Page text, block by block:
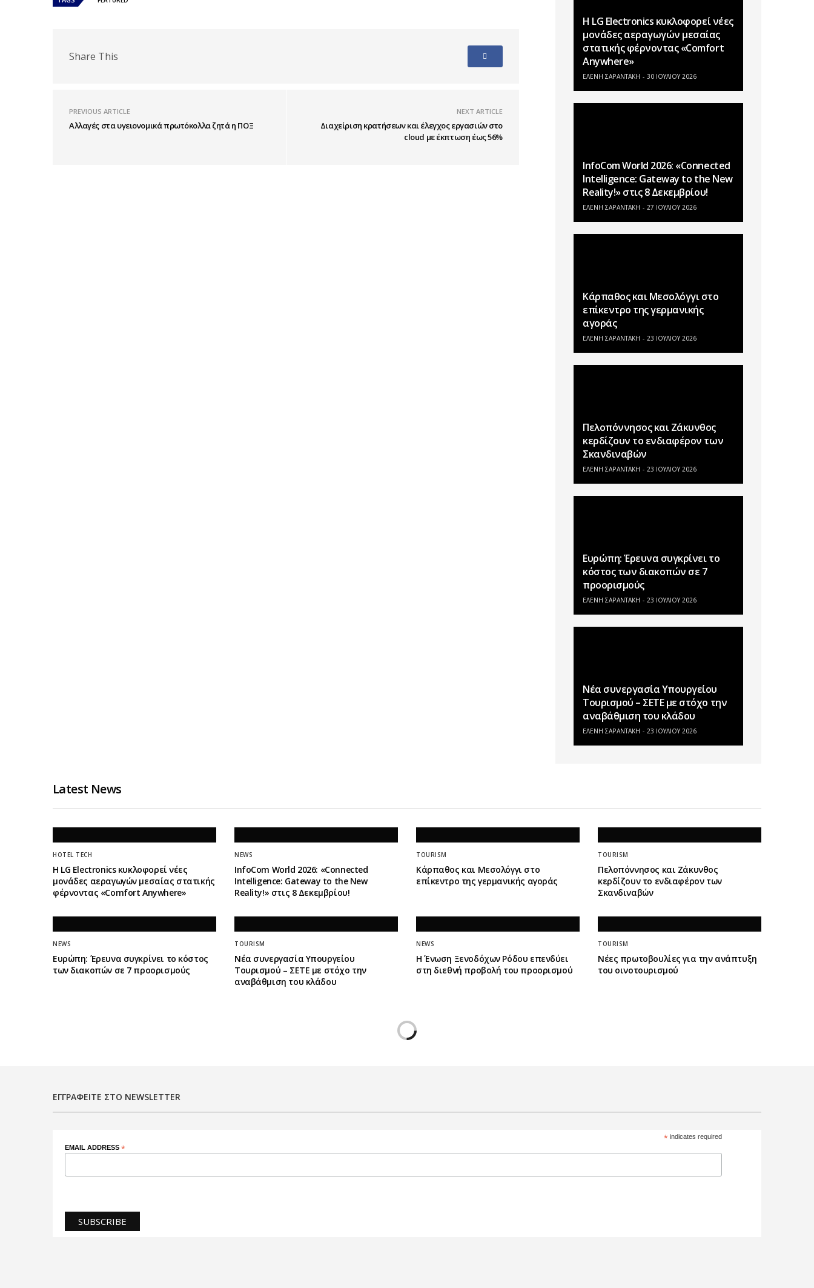
Share This
PREVIOUS ARTICLE
Αλλαγές στα υγειονομικά πρωτόκολλα ζητά η ΠΟΞ
NEXT ARTICLE
Διαχείριση κρατήσεων και έλεγχος εργασιών στο
cloud με έκπτωση έως 56%
Η LG Electronics κυκλοφορεί νέες
μονάδες αεραγωγών μεσαίας
στατικής φέρνοντας «Comfort
Anywhere»
ΕΛΕΝΗ ΣΑΡΑΝΤΑΚΗ 30 ΙΟΥΛΊΟΥ 2026
InfoCom World 2026: «Connected
Intelligence: Gateway to the New
Reality!» στις 8 Δεκεμβρίου!
ΕΛΕΝΗ ΣΑΡΑΝΤΑΚΗ 27 ΙΟΥΛΊΟΥ 2026
Κάρπαθος και Μεσολόγγι στο
επίκεντρο της γερμανικής
αγοράς
ΕΛΕΝΗ ΣΑΡΑΝΤΑΚΗ 23 ΙΟΥΛΊΟΥ 2026
Πελοπόννησος και Ζάκυνθος
κερδίζουν το ενδιαφέρον των
Σκανδιναβών
ΕΛΕΝΗ ΣΑΡΑΝΤΑΚΗ 23 ΙΟΥΛΊΟΥ 2026
Ευρώπη: Έρευνα συγκρίνει το
κόστος των διακοπών σε 7
προορισμούς
ΕΛΕΝΗ ΣΑΡΑΝΤΑΚΗ 23 ΙΟΥΛΊΟΥ 2026
Νέα συνεργασία Υπουργείου
Τουρισμού – ΣΕΤΕ με στόχο την
αναβάθμιση του κλάδου
ΕΛΕΝΗ ΣΑΡΑΝΤΑΚΗ 23 ΙΟΥΛΊΟΥ 2026
Latest News
HOTEL TECH
Η LG Electronics κυκλοφορεί νέες
μονάδες αεραγωγών μεσαίας στατικής
φέρνοντας «Comfort Anywhere»
NEWS
InfoCom World 2026: «Connected
Intelligence: Gateway to the New
Reality!» στις 8 Δεκεμβρίου!
TOURISM
Κάρπαθος και Μεσολόγγι στο
επίκεντρο της γερμανικής αγοράς
TOURISM
Πελοπόννησος και Ζάκυνθος
κερδίζουν το ενδιαφέρον των
Σκανδιναβών
NEWS
Ευρώπη: Έρευνα συγκρίνει το κόστος
των διακοπών σε 7 προορισμούς
TOURISM
Νέα συνεργασία Υπουργείου
Τουρισμού – ΣΕΤΕ με στόχο την
αναβάθμιση του κλάδου
NEWS
Η Ένωση Ξενοδόχων Ρόδου επενδύει
στη διεθνή προβολή του προορισμού
TOURISM
Νέες πρωτοβουλίες για την ανάπτυξη
του οινοτουρισμού
ΕΓΓΡΑΦΕΊΤΕ ΣΤΟ NEWSLETTER
*indicates required
EMAIL ADDRESS *